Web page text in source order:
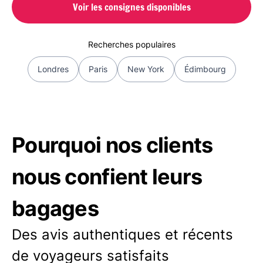
Voir les consignes disponibles
Recherches populaires
Londres Paris New York Édimbourg
Pourquoi nos clients
nous confient leurs
bagages
Des avis authentiques et récents
de voyageurs satisfaits